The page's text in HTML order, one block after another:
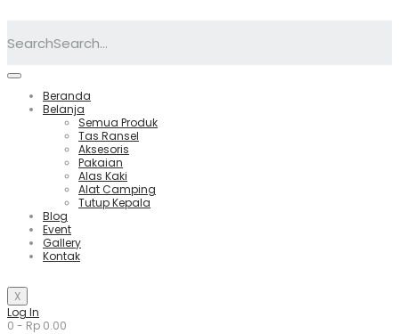
Search
Beranda
Belanja
Semua Produk
Tas Ransel
Aksesoris
Pakaian
Alas Kaki
Alat Camping
Tutup Kepala
Blog
Event
Gallery
Kontak
X
Log In
0 - Rp 0.00